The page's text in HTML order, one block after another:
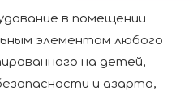
в помещении
элементом любого
на детей,
и азарта,